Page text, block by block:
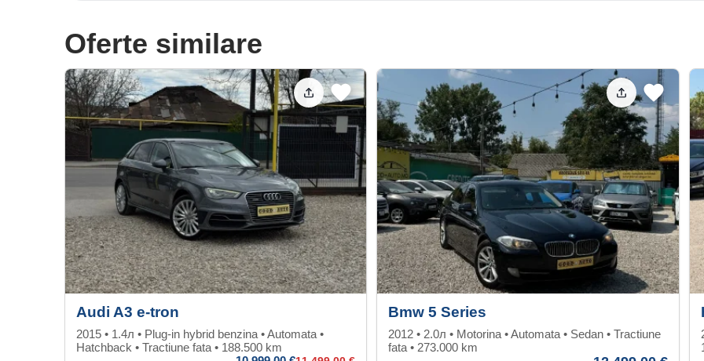
Oferte similare
Audi A3 e-tron
2015 • 1.4л • Plug-in hybrid benzina • Automata •
Hatchback • Tractiune fata • 188.500 km
Bmw 5 Series
2012 • 2.0л • Motorina • Automata • Sedan • Tractiune
fata • 273.000 km